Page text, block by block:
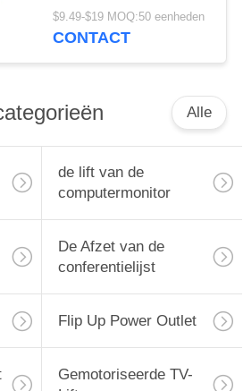
Contactdoos van
verschillende media
$9.49-$19 MOQ:50 eenheden
CONTACT
Alle
de lift van de
computermonitor
De Afzet van de
conferentielijst
Flip Up Power Outlet
Gemotoriseerde TV-